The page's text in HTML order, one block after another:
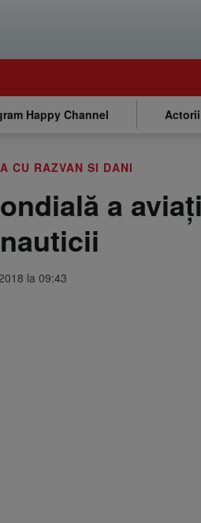
Happy Channel
CU RAZVAN SI DANI
a
la 09:43